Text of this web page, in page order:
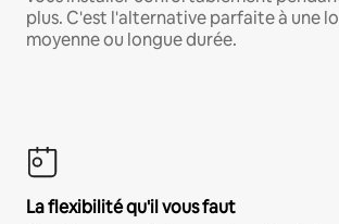
plus. C'est l'alternative parfaite à une
moyenne ou longue durée.
La flexibilité qu'il vous faut